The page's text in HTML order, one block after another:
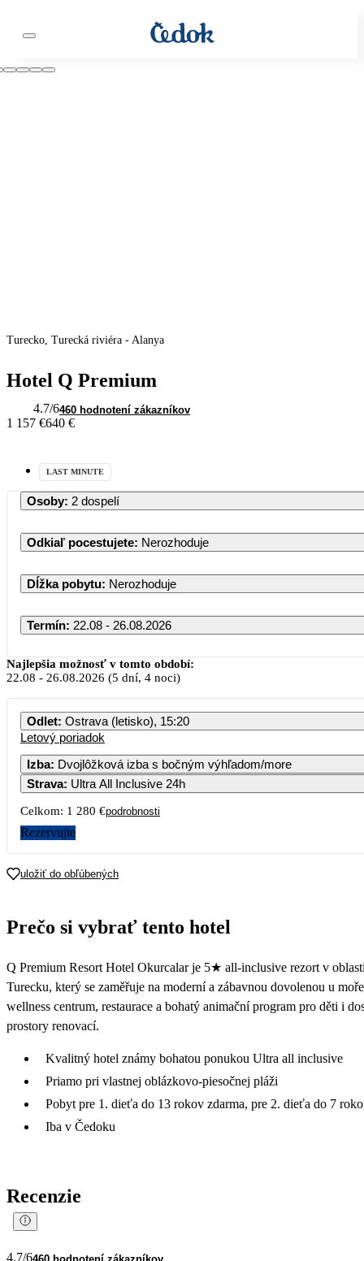
Turecko, Turecká riviéra - Alanya
Hotel Q Premium
4.7/6460 hodnotení zákazníkov
1 157 €640 €
LAST MINUTE
Osoby: 2 dospelí
Odkiaľ pocestujete: Nerozhoduje
Dĺžka pobytu: Nerozhoduje
Termín: 22.08 - 26.08.2026
August 2026
PO UT ST ŠT PI SO
631
Najlepšia možnosť v tomto období:
22.08 - 26.08.2026 (5 dní, 4 noci)
Odlet: Ostrava (letisko), 15:20
Letový poriadok
Izba: Dvojlôžková izba s bočným výhľadom/more
Strava: Ultra All Inclusive 24h
Celkom: 1 280 €podrobnosti
Rezervujte
uložiť do obľúbených
Prečo si vybrať tento hotel
Q Premium Resort Hotel Okurcalar je 5★ all-inclusive rezort v
Turecku, který se zaměřuje na moderní a zábavnou dovolenou u
wellness centrum, restaurace a bohatý animační program pro děti i
prostory renovací.
Kvalitný hotel známy bohatou ponukou Ultra all inclusive
Priamo pri vlastnej oblázkovo-piesočnej pláži
Pobyt pre 1. dieťa do 13 rokov zdarma, pre 2. dieťa do 7
Iba v Čedoku
Recenzie
4.7/6460 hodnotení zákazníkov